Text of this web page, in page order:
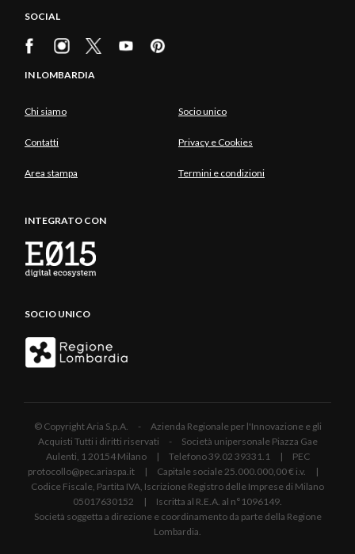
SOCIAL
IN LOMBARDIA
Chi siamo Socio unico
Contatti Privacy e Cookies
Area stampa Termini e condizioni
INTEGRATO CON
SOCIO UNICO
© Copyright Aria S.p.A. - Azienda Regionale per l'Innovazione e gli
Acquisti Tutti i diritti riservati - Società unipersonale Piazza Gae
Aulenti, 1 20154 Milano | Telefono 39.02 39331.1 | PEC
protocollo@pec.ariaspa.it | Capitale sociale 25.000.000,00 € i.v. |
Codice Fiscale, Partita IVA, Iscrizione Registro delle Imprese di Milano
05017630152 | Iscritta al R.E.A. al n°1096149.
Società soggetta a direzione e coordinamento da parte della Regione
Lombardia.